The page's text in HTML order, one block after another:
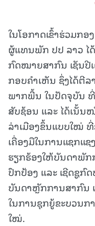
ໃນໂອກາດເຂົ້າຮ່ວມກ
ຜູ້ແທນພັກ ປປ ລາວ ໄ
ກົດໝາຍສາກົນ ເຊັນປີເ
ກອບຄໍາເຫັນ ຊຶ່ງໄດ້ຕີ
ພາກພື້ນ ໃນປັດຈຸບັນ
ສັບຊ້ອນ ແລະ ໄດ້ເນັ້ນ
ລ່າເມືອງຂຶ້ນແບບໃໝ່
ເຄື່ອງມືໃນການແຊກແ
ຮຽກຮ້ອງໃຫ້ບັນດາພັກ
ປົກປ້ອງ ແລະ ເຊີດຊູ
ບັນດາຫຼັກການສາກົນ
ໃນການຊຸກຍູ້ຂະບວນ
ໃໝ່.